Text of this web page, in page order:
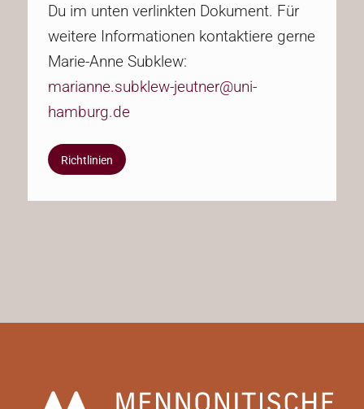
Du im unten verlinkten Dokument. Für
weitere Informationen kontaktiere gerne
Marie-Anne Subklew:
marianne.subklew-jeutner@uni-
hamburg.de
Richtlinien